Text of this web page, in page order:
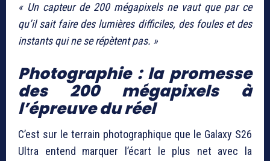
« Un capteur de 200 mégapixels ne vaut que par ce
qu’il sait faire des lumières difficiles, des foules et des
instants qui ne se répètent pas. »
Photographie : la promesse
des 200 mégapixels à
l’épreuve du réel
C’est sur le terrain photographique que le Galaxy S26
Ultra entend marquer l’écart le plus net avec la